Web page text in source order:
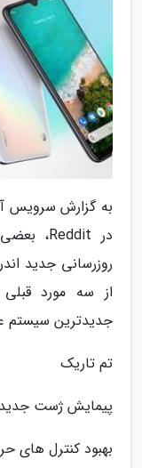
به گزارش سرویس
از سه مورد
جدیدترین سیستم
تم تاریک
پیمایش ژست جدید
بهبود کنترل های